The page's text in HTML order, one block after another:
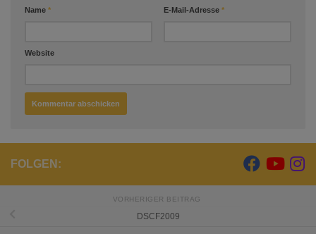
Name * E-Mail-Adresse *
Website
FOLGEN:
VORHERIGER BEITRAG
DSCF2009